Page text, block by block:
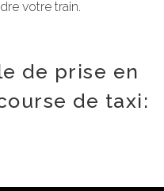
votre train.
de prise en
de taxi: